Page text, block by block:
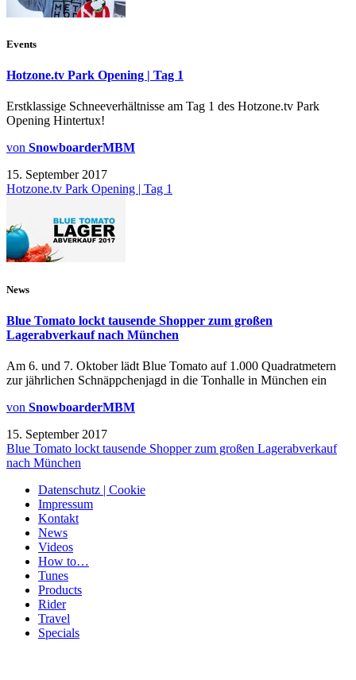
Events
Hotzone.tv Park Opening | Tag 1
Erstklassige Schneeverhältnisse am Tag 1 des Hotzone.tv Park
Opening Hintertux!
von SnowboarderMBM
15. September 2017
Hotzone.tv Park Opening | Tag 1
News
Blue Tomato lockt tausende Shopper zum großen
Lagerabverkauf nach München
Am 6. und 7. Oktober lädt Blue Tomato auf 1.000 Quadratmetern
zur jährlichen Schnäppchenjagd in die Tonhalle in München ein
von SnowboarderMBM
15. September 2017
Blue Tomato lockt tausende Shopper zum großen Lagerabverkauf
nach München
Datenschutz | Cookie
Impressum
Kontakt
News
Videos
How to…
Tunes
Products
Rider
Travel
Specials